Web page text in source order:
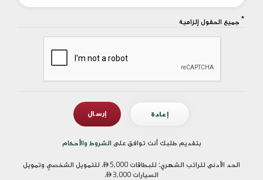
* جميع الحقول إلزامية
بتقديم طلبك أنت توافق على الشروط والأحكام
الحد الأدنى للراتب الشهري: للبطاقات 5,000، للتمويل الشخصي وتمويل
السيارات
3,000.